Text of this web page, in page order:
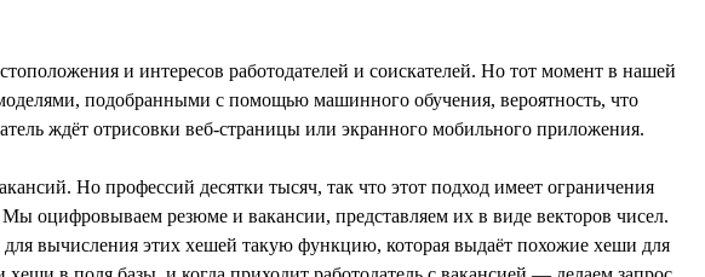
и интересов работодателей и соискателей. Но тот момент в нашей
подобранными с помощью машинного обучения, вероятность, что
ждёт отрисовки веб-страницы или экранного мобильного приложения.
Но профессий десятки тысяч, так что этот подход имеет ограничения
оцифровываем резюме и вакансии, представляем их в виде векторов чисел.
вычисления этих хешей такую функцию, которая выдаёт похожие хеши для